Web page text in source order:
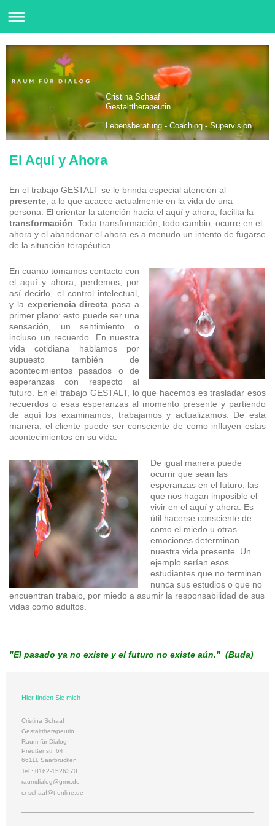
Cristina Schaaf
Gestalttherapeutin
Lebensberatung - Coaching - Supervision
El Aquí y Ahora
En el trabajo GESTALT se le brinda especial atención al
presente , a lo que acaece actualmente en la vida de una
persona. El orientar la atención hacia el aquí y ahora, facilita la
transformación . Toda transformación, todo cambio, ocurre en el
ahora y el abandonar el ahora es a menudo un intento de fugarse
de la situación terapéutica.
En cuanto tomamos contacto con
el aquí y ahora, perdemos, por
así decirlo, el control intelectual,
y la experiencia directa pasa a
primer plano: esto puede ser una
sensación, un sentimiento o
incluso un recuerdo. En nuestra
vida cotidiana hablamos por
supuesto también de
acontecimientos pasados o de
esperanzas con respecto al
futuro. En el trabajo GESTALT, lo que hacemos es trasladar esos
recuerdos o esas esperanzas al momento presente y partiendo
de aquí los examinamos, trabajamos y actualizamos. De esta
manera, el cliente puede ser consciente de como influyen estas
acontecimientos en su vida.
De igual manera puede
ocurrir que sean las
esperanzas en el futuro, las
que nos hagan imposible el
vivir en el aquí y ahora. Es
útil hacerse consciente de
como el miedo u otras
emociones determinan
nuestra vida presente. Un
ejemplo serían esos
estudiantes que no terminan
nunca sus estudios o que no
encuentran trabajo, por miedo a asumir la responsabilidad de sus
vidas como adultos.
"El pasado ya no existe y el futuro no existe aún." (Buda)
Hier finden Sie mich
Cristina Schaaf
Gestalttherapeutin
Raum für Dialog
Preußenstr. 64
66111 Saarbrücken
Tel.: 0162-1526370
raumdialog@gmx.de
cr-schaaf@t-online.de